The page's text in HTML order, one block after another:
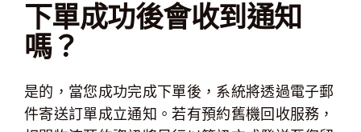
維修流程
維修資訊
常見問題
下單成功後會收到通知
嗎？
是的，當您成功完成下單後，系統將透過電子郵
件寄送訂單成立通知。若有預約舊機回收服務，